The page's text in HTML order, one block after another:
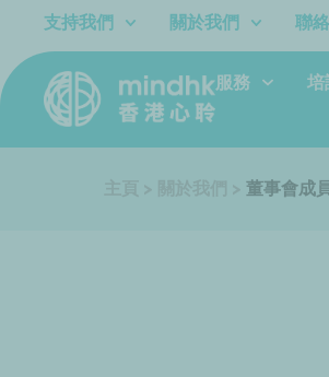
主
要
支持我們 關於我們 聯
服務 培
董事會成